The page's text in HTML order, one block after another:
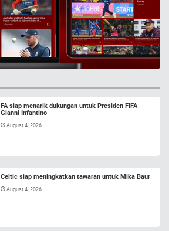
FA siap menarik dukungan untuk Presiden FIFA
Gianni Infantino
August 4, 2026
Celtic siap meningkatkan tawaran untuk Mika Baur
August 4, 2026